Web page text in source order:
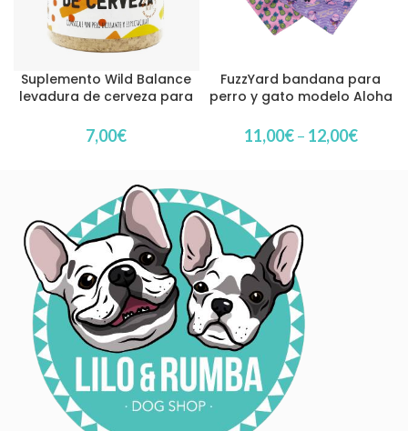
Suplemento Wild Balance
levadura de cerveza para
7,00€
FuzzYard bandana para
perro y gato modelo Aloha
11,00€– 12,00€